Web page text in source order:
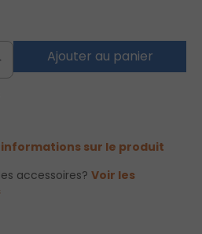
Ajouter au panier
sur le produit
accessoires? Voir les